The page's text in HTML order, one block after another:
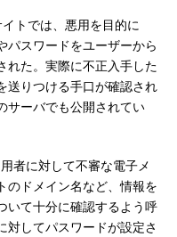
トでは、悪用を目的に
パスワードをユーザーから
れた。実際に不正入手した
送りつける手口が確認され
サーバでも公開されてい
者に対して不審な電子メ
のドメイン名など、情報を
いて十分に確認するよう呼
対してパスワードが設定さ